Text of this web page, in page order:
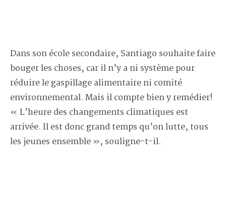
Dans son école secondaire, Santiago souhaite faire
bouger les choses, car il n’y a ni système pour
réduire le gaspillage alimentaire ni comité
environnemental. Mais il compte bien y remédier!
« L’heure des changements climatiques est
arrivée. Il est donc grand temps qu’on lutte, tous
les jeunes ensemble », souligne-t-il.